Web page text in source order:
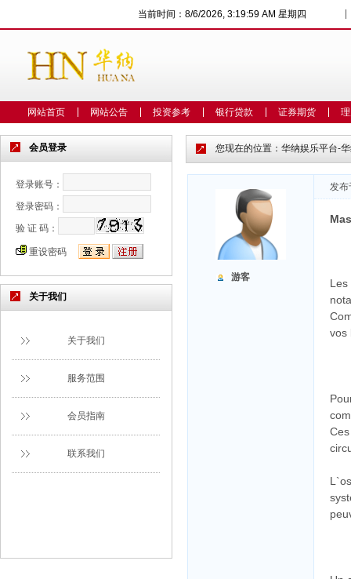
网站首页 网站公告 投资参考 银行贷款 证券期货
当前时间： 8/6/2026, 3:20:00 AM 星期四
游客
发布
Les
vos
您现在的位置： 华纳娱乐平台-
关于我们
关于我们
服务范围
会员指南
联系我们
会员登录
登录账号：
登录密码：
验 证 码：
重设密码